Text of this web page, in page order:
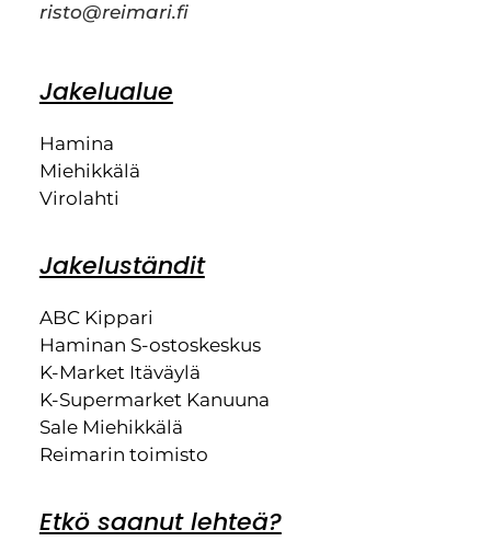
risto@reimari.fi
Jakelualue
Hamina
Miehikkälä
Virolahti
Jakeluständit
ABC Kippari
Haminan S-ostoskeskus
K-Market Itäväylä
K-Supermarket Kanuuna
Sale Miehikkälä
Reimarin toimisto
Etkö saanut lehteä?